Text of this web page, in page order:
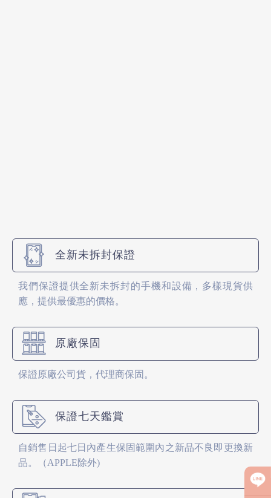
全新未拆封保證
我們保證提供全新未拆封的手機和設備，多樣現貨供
應，提供最優惠的價格。
原廠保固
保證原廠公司貨，代理商保固。
保證七天鑑賞
自銷售日起七日內產生保固範圍內之新品不良即更換新
品。（APPLE除外)